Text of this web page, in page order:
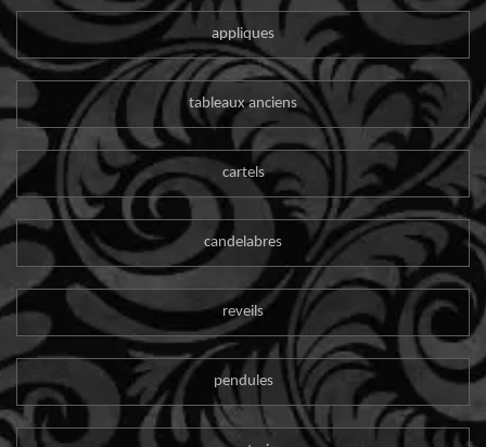
appliques
tableaux anciens
cartels
candelabres
reveils
pendules